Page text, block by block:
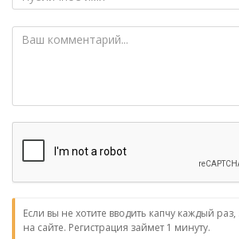
Если вы не хотите вводить капчу каждый раз,
на сайте. Регистрация займет 1 минуту.